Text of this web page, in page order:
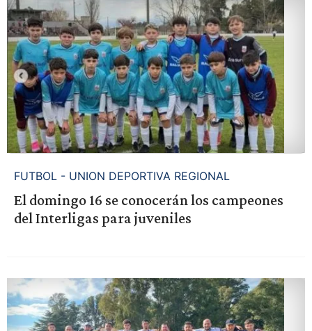
FUTBOL - UNION DEPORTIVA REGIONAL
El domingo 16 se conocerán los campeones
del Interligas para juveniles